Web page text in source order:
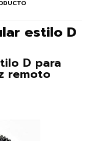
estilo D
D para
remoto